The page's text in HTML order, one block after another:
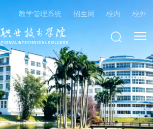
教学管理系统 · 招生网 · 校内 · 校外